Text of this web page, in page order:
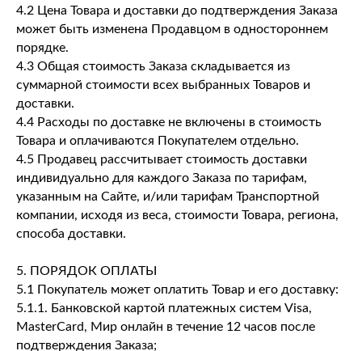
4.2 Цена Товара и доставки до подтверждения Заказа
может быть изменена Продавцом в одностороннем
порядке.
4.3 Общая стоимость Заказа складывается из
суммарной стоимости всех выбранных Товаров и
доставки.
4.4 Расходы по доставке не включены в стоимость
Товара и оплачиваются Покупателем отдельно.
4.5 Продавец рассчитывает стоимость доставки
индивидуально для каждого Заказа по тарифам,
указанным на Сайте, и/или тарифам Транспортной
компании, исходя из веса, стоимости Товара, региона,
способа доставки.
5. ПОРЯДОК ОПЛАТЫ
5.1 Покупатель может оплатить Товар и его доставку:
5.1.1. Банковской картой платежных систем Visa,
MasterCard, Мир онлайн в течение 12 часов после
подтверждения Заказа;